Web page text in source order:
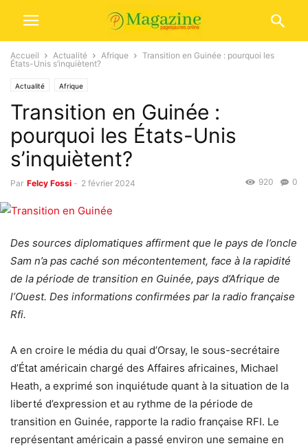
Accueil Actualité Afrique
Transition en Guinée : pourquoi les
États-Unis s’inquiètent?
Actualité Afrique
Transition en Guinée :
pourquoi les États-Unis
s’inquiètent?
Par Felcy Fossi - 2 février 2024 0
920
Des sources diplomatiques affirment que le pays de l’oncle
Sam n’a pas caché son mécontentement, face à la rapidité
de la période de transition en Guinée, pays d’Afrique de
l’Ouest. Des informations confirmées par la radio française
Rfi.
A en croire le média du quai d’Orsay, le sous-secrétaire
d’État américain chargé des Affaires africaines, Michael
Heath, a exprimé son inquiétude quant à la situation de la
liberté d’expression et au rythme de la période de
transition en Guinée, rapporte la radio française RFI. Le
représentant américain a passé environ une semaine en